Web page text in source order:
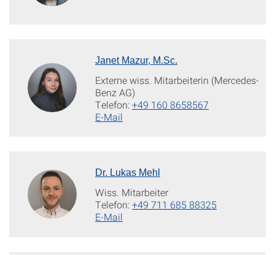
Janet Mazur, M.Sc.
Externe wiss. Mitarbeiterin (Mercedes-
Benz AG)
Telefon:+49 160 8658567
E-Mail
Dr. Lukas Mehl
Wiss. Mitarbeiter
Telefon:+49 711 685 88325
E-Mail